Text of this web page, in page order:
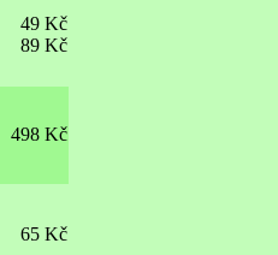
49 Kč
89 Kč
498 Kč
65 Kč